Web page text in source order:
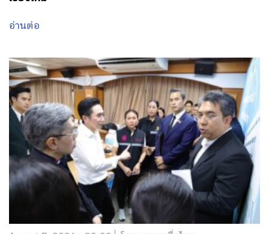
August 7, 2026 - 22:00 โดย พรรคเพื่อไทย
‘ชนก จันทาทอง’ ผู้ช่วย รมว.พม. ร่วมคณะ ‘ศ.ดร.ยศชนัน’
เยี่ยมผู้ได้รับบาดเจ็บที่โรงพยาบาล จากเหตุการณ์กราดยิง
ในโรงเรียน จ.นนทบุรี